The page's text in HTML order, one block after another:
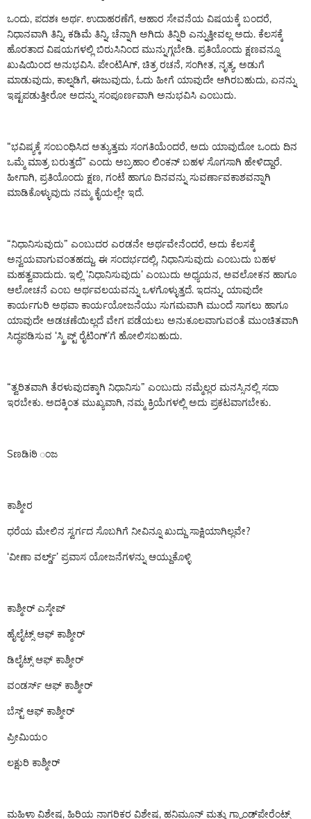
ಒಂದು, ಪದಶಃ ಅರ್ಥ. ಉದಾಹರಣೆಗೆ, ಆಹಾರ ಸೇವನೆಯ ವಿಷಯಕ್ಕೆ ಬಂದರೆ,
ನಿಧಾನವಾಗಿ ತಿನ್ನಿ, ಕಡಿಮೆ ತಿನ್ನಿ, ಚೆನ್ನಾಗಿ ಅಗಿದು ತಿನ್ನಿರಿ ಎನ್ನುತ್ತೀವಲ್ಲ ಅದು. ಕೆಲಸಕ್ಕೆ
ಹೊರತಾದ ವಿಷಯಗಳಲ್ಲಿ ಬಿರುಸಿನಿಂದ ಮುನ್ನುಗ್ಗಬೇಡಿ. ಪ್ರತಿಯೊಂದು ಕ್ಷಣವನ್ನೂ
ಖುಷಿಯಿಂದ ಅನುಭವಿಸಿ. ಪೇಂಟಿAಗ್, ಚಿತ್ರ ರಚನೆ, ಸಂಗೀತ, ನೃತ್ಯ, ಅಡುಗೆ
ಮಾಡುವುದು, ಕಾಲ್ನಡಿಗೆ, ಈಜುವುದು, ಓದು ಹೀಗೆ ಯಾವುದೇ ಆಗಿರಬಹುದು, ಏನನ್ನು
ಇಷ್ಟಪಡುತ್ತೀರೋ ಅದನ್ನು ಸಂಪೂರ್ಣವಾಗಿ ಅನುಭವಿಸಿ ಎಂಬುದು.
“ಭವಿಷ್ಯಕ್ಕೆ ಸಂಬಂಧಿಸಿದ ಅತ್ಯುತ್ತಮ ಸಂಗತಿಯೆಂದರೆ, ಅದು ಯಾವುದೋ ಒಂದು ದಿನ
ಒಮ್ಮೆ ಮಾತ್ರ ಬರುತ್ತದೆ” ಎಂದು ಅಬ್ರಹಾಂ ಲಿಂಕನ್ ಬಹಳ ಸೊಗಸಾಗಿ ಹೇಳಿದ್ದಾರೆ.
ಹೀಗಾಗಿ, ಪ್ರತಿಯೊಂದು ಕ್ಷಣ, ಗಂಟೆ ಹಾಗೂ ದಿನವನ್ನು ಸುವರ್ಣಾವಕಾಶವನ್ನಾಗಿ
ಮಾಡಿಕೊಳ್ಳುವುದು ನಮ್ಮ ಕೈಯಲ್ಲೇ ಇದೆ.
“ನಿಧಾನಿಸುವುದು” ಎಂಬುದರ ಎರಡನೇ ಅರ್ಥವೇನೆಂದರೆ, ಅದು ಕೆಲಸಕ್ಕೆ
ಅನ್ವಯವಾಗುವಂತಹದ್ದು. ಈ ಸಂದರ್ಭದಲ್ಲಿ, ನಿಧಾನಿಸುವುದು ಎಂಬುದು ಬಹಳ
ಮಹತ್ವವಾದುದು. ಇಲ್ಲಿ ‘ನಿಧಾನಿಸುವುದು’ ಎಂಬುದು ಅಧ್ಯಯನ, ಅವಲೋಕನ ಹಾಗೂ
ಆಲೋಚನೆ ಎಂಬ ಅರ್ಥವಲಯವನ್ನು ಒಳಗೊಳ್ಳುತ್ತದೆ. ಇದನ್ನು, ಯಾವುದೇ
ಕಾರ್ಯಗುರಿ ಅಥವಾ ಕಾರ್ಯಯೋಜನೆಯು ಸುಗಮವಾಗಿ ಮುಂದೆ ಸಾಗಲು ಹಾಗೂ
ಯಾವುದೇ ಅಡಚಣೆಯಿಲ್ಲದೆ ವೇಗ ಪಡೆಯಲು ಅನುಕೂಲವಾಗುವಂತೆ ಮುಂಚಿತವಾಗಿ
ಸಿದ್ಧಪಡಿಸುವ ‘ಸ್ಕ್ರಿಪ್ಟ್ ರೈಟಿಂಗ್’ಗೆ ಹೋಲಿಸಬಹುದು.
“ತ್ವರಿತವಾಗಿ ತೆರಳುವುದಕ್ಕಾಗಿ ನಿಧಾನಿಸು” ಎಂಬುದು ನಮ್ಮೆಲ್ಲರ ಮನಸ್ಸಿನಲ್ಲಿ ಸದಾ
ಇರಬೇಕು. ಅದಕ್ಕಿಂತ ಮುಖ್ಯವಾಗಿ, ನಮ್ಮ ಕ್ರಿಯೆಗಳಲ್ಲಿ ಅದು ಪ್ರಕಟವಾಗಬೇಕು.
Sಣಡಿiಠಿ ಂಜ
ಕಾಶ್ಮೀರ
ಧರೆಯ ಮೇಲಿನ ಸ್ವರ್ಗದ ಸೊಬಗಿಗೆ ನೀವಿನ್ನೂ ಖುದ್ದು ಸಾಕ್ಷಿಯಾಗಿಲ್ಲವೇ?
‘ವೀಣಾ ವರ್ಲ್ಡ್’ ಪ್ರವಾಸ ಯೋಜನೆಗಳನ್ನು ಆಯ್ದುಕೊಳ್ಳಿ
ಕಾಶ್ಮೀರ್ ಎಸ್ಕೇಪ್
ಹೈಲೈಟ್ಸ್ ಆಫ್ ಕಾಶ್ಮೀರ್
ಡಿಲೈಟ್ಸ್ ಆಫ್ ಕಾಶ್ಮೀರ್
ವಂಡರ್ಸ್ ಆಫ್ ಕಾಶ್ಮೀರ್
ಬೆಸ್ಟ್ ಆಫ್ ಕಾಶ್ಮೀರ್
ಪ್ರೀಮಿಯಂ
ಲಕ್ಷುರಿ ಕಾಶ್ಮೀರ್
ಮಹಿಳಾ ವಿಶೇಷ, ಹಿರಿಯ ನಾಗರಿಕರ ವಿಶೇಷ, ಹನಿಮೂನ್ ಮತ್ತು ಗ್ರ್ಯಾಂಡ್‌ಪೇರೆಂಟ್ಸ್